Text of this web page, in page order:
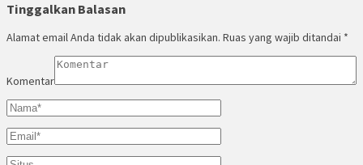
Tinggalkan Balasan
Alamat email Anda tidak akan dipublikasikan. Ruas yang wajib ditandai *
Komentar